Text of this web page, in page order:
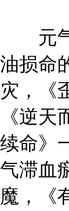
元气
油损命
灾，《
《逆
续命》
气滞血
魔，《